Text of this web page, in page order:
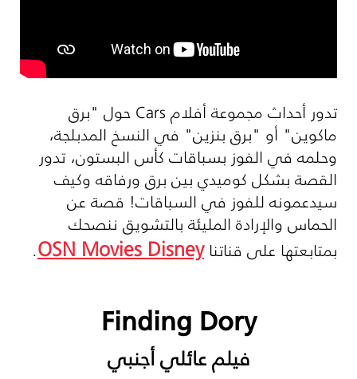
تدور أحداث مجموعة أفلامCarsحول "برق
ماكوين" أو "برق بنزين" في النسخ المدبلجة،
وحلمه في الفوز بسباقات كأس البستون، تدور
القصة بشكل كوميدي بين برق ورفاقه وكيف
سيدعمونه للفوز في السباقات! قصة عن
الحماس والإرادة المليئة بالتشويق ننصحك
بمتابعتها على قناتناOSN Movies Disney
.
Finding Dory
فيلم عائلي أجنبي